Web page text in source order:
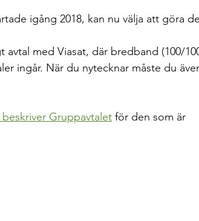
igång 2018, kan nu välja att göra
med Viasat, där bredband (100/
ingår. När du nytecknar måste du
Gruppavtalet för den som är